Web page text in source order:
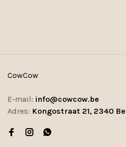
CowCow
E-mail: info@cowcow.be
Adres: Kongostraat 21, 2340